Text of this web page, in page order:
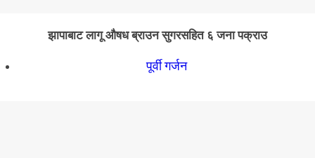
झापाबाट लागू औषध ब्राउन सुगरसहित ६ जना पक्राउ
पूर्वी गर्जन